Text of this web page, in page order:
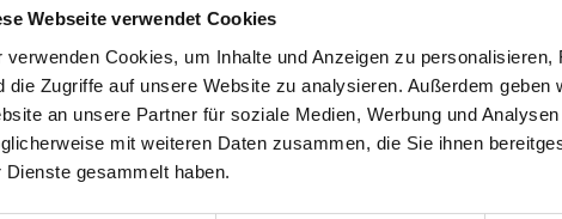
Webseite verwendet Cookies
verwenden Cookies, um Inhalte und Anzeigen zu
die Zugriffe auf unsere Website zu analysieren. Außerdem
an unsere Partner für soziale Medien, Werbung und
mit weiteren Daten zusammen, die Sie ihnen
Dienste gesammelt haben.
& Lebensmittelindustrie
& Anlagenbau
& IT